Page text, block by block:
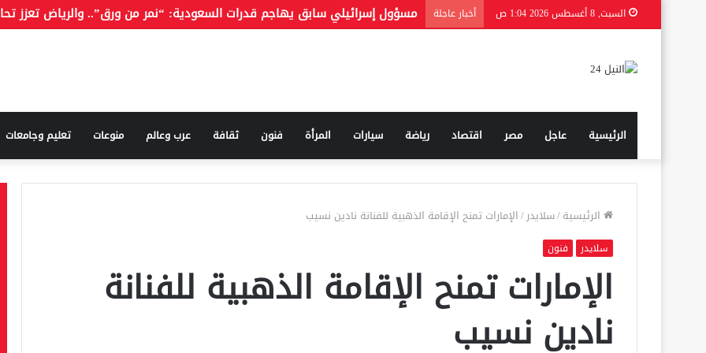
السبت, 8 أغسطس 2026 1:04 ص أخبار عاجلة
الرئيسية عاجل مصر اقتصاد رياضة سيارات المرأة فنون ثقافة عرب وعالم منوعات تعليم وجامعات
الرئيسية/سلايدر/الإمارات تمنح الإقامة الذهبية للفنانة نادين نسيب
سلايدر فنون
الإمارات تمنح الإقامة الذهبية للفنانة
نادين نسيب